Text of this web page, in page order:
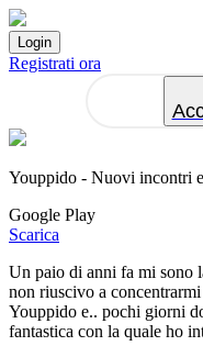
Registrati ora
Youppido - Nuovi incontri
Google Play
Scarica
Un paio di anni fa mi sono
non riuscivo a
Youppido e.. pochi giorni
fantastica con la quale ho